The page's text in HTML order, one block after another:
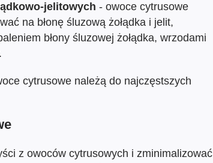
jelitowych - owoce cytrusowe
na błonę śluzową żołądka i jelit,
błony śluzowej żołądka, wrzodami
cytrusowe należą do najczęstszych
z owoców cytrusowych i zminimalizować